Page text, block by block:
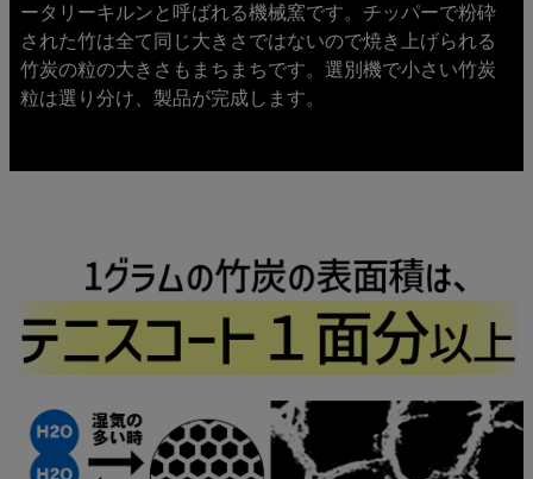
ータリーキルンと呼ばれる機械窯です。チッパーで粉砕
された竹は全て同じ大きさではないので焼き上げられる
竹炭の粒の大きさもまちまちです。選別機で小さい竹炭
粒は選り分け、製品が完成します。